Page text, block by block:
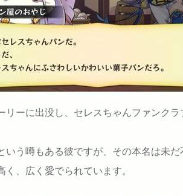
リーに出没し、セレスちゃんファンク
いう噂もある彼ですが、その本名は未だ
く、広く愛でられています。